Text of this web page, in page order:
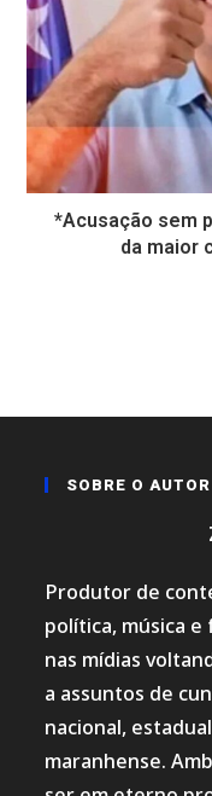
*Acusação sem
da maior
SOBRE O AUTOR
Produtor de
política, música
nas mídias
a assuntos de
nacional,
maranhense.